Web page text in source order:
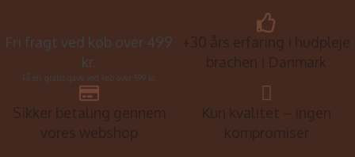
Fri fragt ved køb over 499
kr.
Få en gratis gave ved køb over 599 kr.
+30 års erfaring i hudpleje
brachen i Danmark
Sikker betaling gennem
vores webshop
Kun kvalitet – ingen
kompromiser